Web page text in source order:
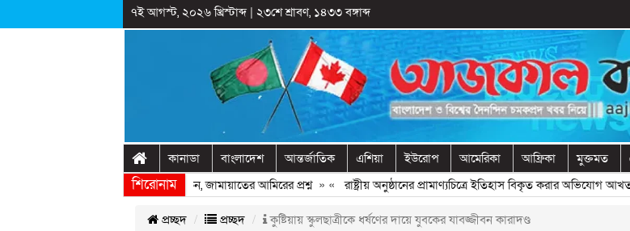
৭ই আগস্ট, ২০২৬ খ্রিস্টাব্দ| ২৩শে শ্রাবণ, ১৪৩৩ বঙ্গাব্দ
কানাডা বাংলাদেশ আন্তর্জাতিক এশিয়া ইউরোপ আমেরিকা আফ্রিকা মুক্তমত
শিরোনাম
ফিরিয়ে আনতে দেরি হচ্ছে কেন, জামায়াতের আমিরের প্রশ্ন» « রাষ্ট্রীয় অনুষ্ঠানের প্রামাণ্যচিত্রে ইতিহাস বিকৃত করার অভিযোগ আখতার
প্রচ্ছদ প্রচ্ছদ কুষ্টিয়ায় স্কুলছাত্রীকে ধর্ষণের দায়ে যুবকের যাবজ্জীবন কারাদণ্ড